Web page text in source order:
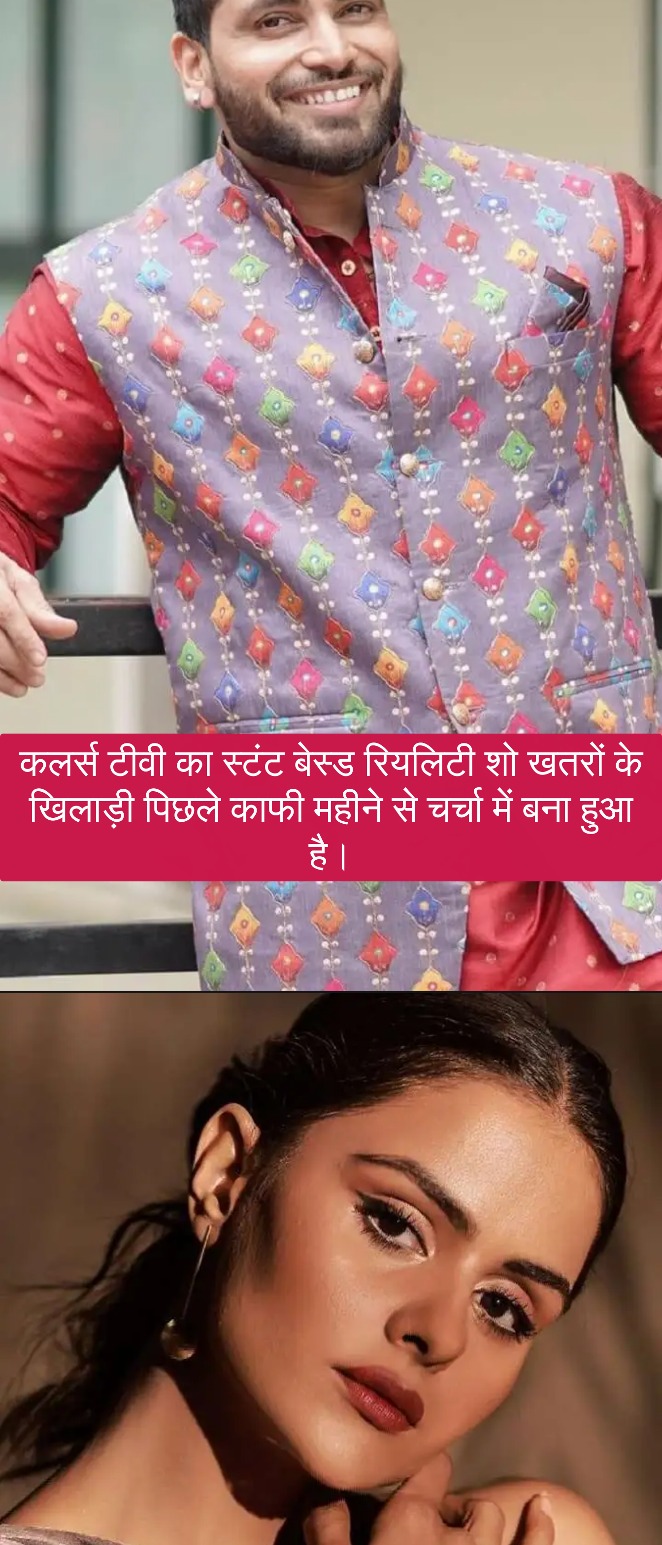
कलर्स टीवी का स्टंट बेस्ड रियलिटी शो खतरों के
खिलाड़ी पिछले काफी महीने से चर्चा में बना हुआ
है।